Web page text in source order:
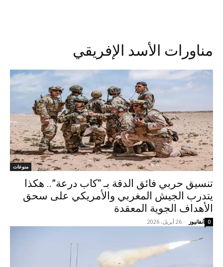
مناورات الأسد الإفريقي
منوعات
تنسيق حربي فائق الدقة بـ “كاب درعة”.. هكذا
يتدرب الجيش المغربي والأمريكي على سحق
الأهداف الجوية المعقدة
آنفانيوز - 26 أبريل، 2026 0